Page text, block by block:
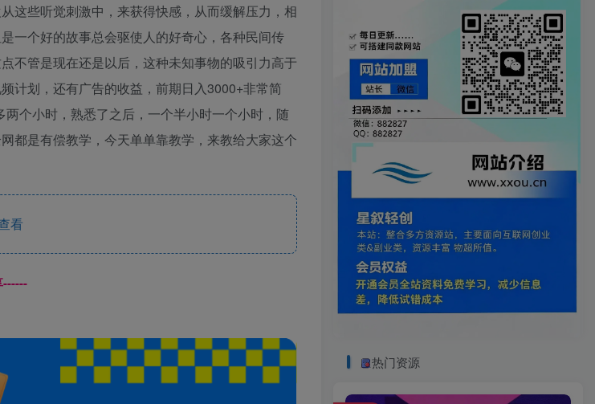
这些听觉刺激中，来获得快感，从而缓解压力，相
一个好的故事总会驱使人的好奇心，各种民间传
不管是现在还是以后，这种未知事物的吸引力高于
计划，还有广告的收益，前期日入3000+非常简
个小时，熟悉了之后，一个半小时一个小时，随
都是有偿教学，今天单单靠教学，来教给大家这个
看
热门资源